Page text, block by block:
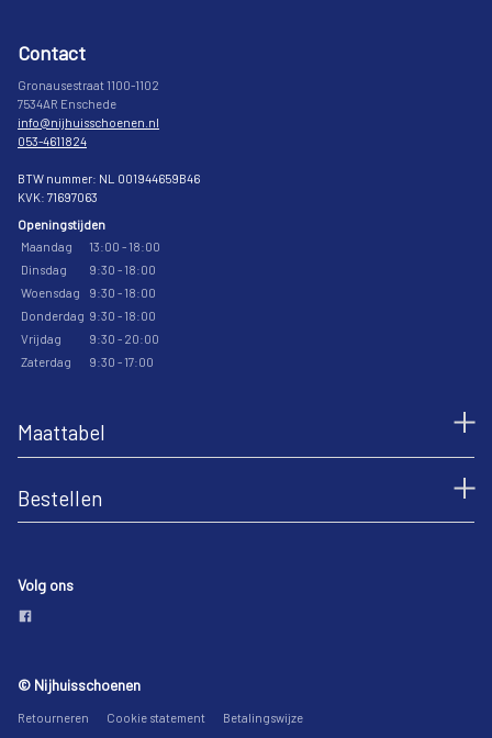
Contact
Gronausestraat 1100-1102
7534AR Enschede
info@nijhuisschoenen.nl
053-4611824
BTW nummer: NL 001944659B46
KVK: 71697063
Openingstijden
Maandag
13:00 - 18:00
Dinsdag
9:30 - 18:00
Woensdag
9:30 - 18:00
Donderdag 9:30 - 18:00
Vrijdag
9:30 - 20:00
Zaterdag
9:30 - 17:00
Maattabel
Bestellen
Volg ons
© Nijhuisschoenen
Retourneren Cookie statement Betalingswijze